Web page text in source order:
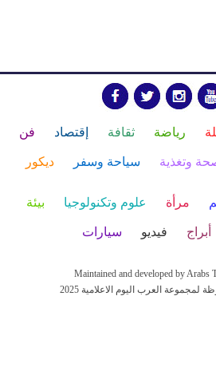
رياضة ثقافة إقتصاد فن
وتغذية سياحة وسفر ديكور
مرأة علوم وتكنولوجيا بيئة
أبراج فيديو سيارات
Maintained and developed by Arabs